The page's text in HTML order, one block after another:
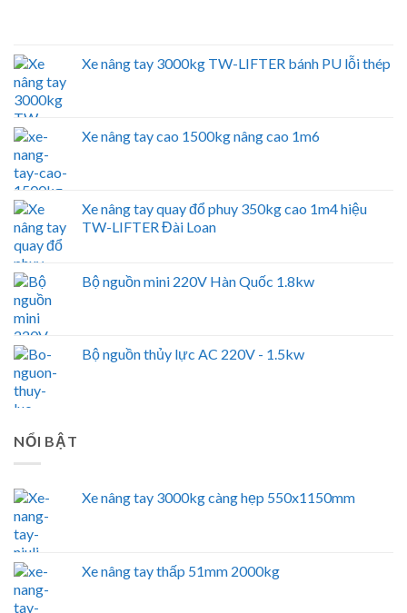
Xe nâng tay 3000kg TW-LIFTER bánh PU lỗi thép
Xe nâng tay cao 1500kg nâng cao 1m6
Xe nâng tay quay đổ phuy 350kg cao 1m4 hiệu
TW-LIFTER Đài Loan
Bộ nguồn mini 220V Hàn Quốc 1.8kw
Bộ nguồn thủy lực AC 220V - 1.5kw
NỔI BẬT
Xe nâng tay 3000kg càng hẹp 550x1150mm
Xe nâng tay thấp 51mm 2000kg